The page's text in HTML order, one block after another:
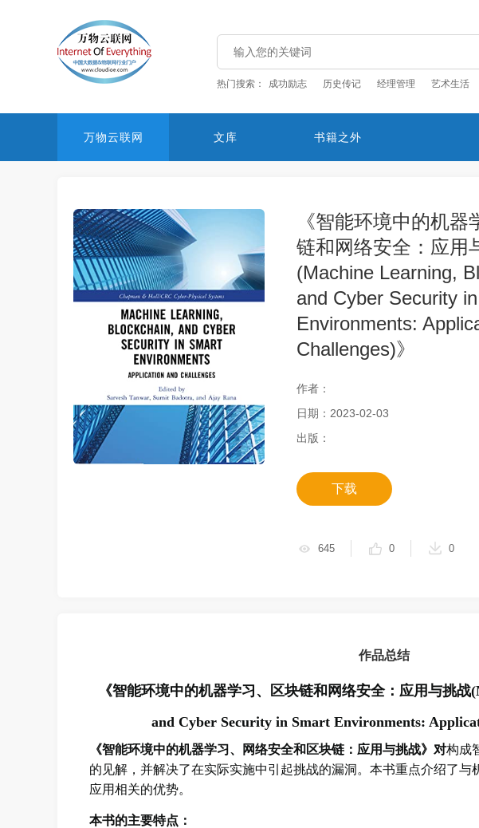
热门搜索： 成功励志 历史传记 经理管理 艺术生活
万物云联网 文库 书籍之外
《智能环境中的机器
链和网络安全：应用
(Machine Learning,
and Cyber Security
Environments:
Challenges)》
作者：
日期：2023-02-03
出版：
下载
645 0 0
作品总结
《智能环境中的机器学习、区块链和网络安全：应用与挑战
and Cyber Security in Smart Environments:
《智能环境中的机器学习、网络安全和区块链：应用与挑战》对构成
的见解，并解决了在实际实施中引起挑战的漏洞。本书重点介绍了
应用相关的优势。
本书的主要特点：